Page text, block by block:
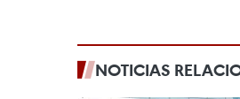
NOTICIAS